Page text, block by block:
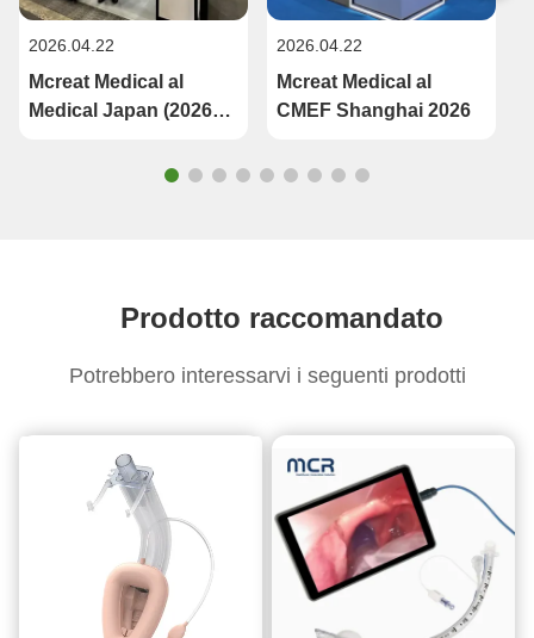
2026.04.22
Mcreat Medical al
Medical Japan (2026
2026.04.22
Mcreat Medical al
CMEF Shanghai 2026
Prodotto raccomandato
Potrebbero interessarvi i seguenti prodotti